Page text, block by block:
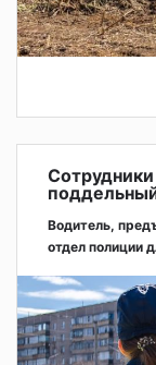
Водитель,
отдел полиции